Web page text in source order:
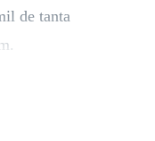
de tanta